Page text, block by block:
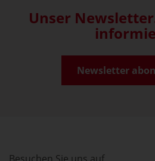
Unser
Newsletter